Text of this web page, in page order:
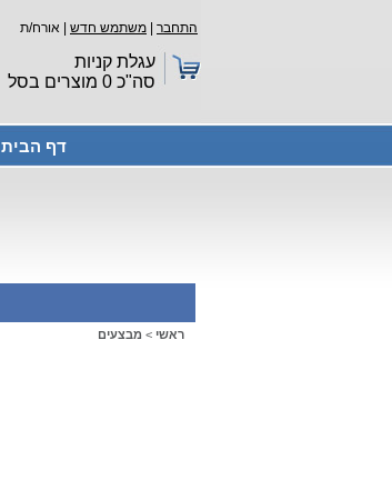
התחבר משתמש חדש | אורח/ת
עגלת קניות
סה"כ 0 מוצרים בסל
דף הבית
ראשי > מבצעים